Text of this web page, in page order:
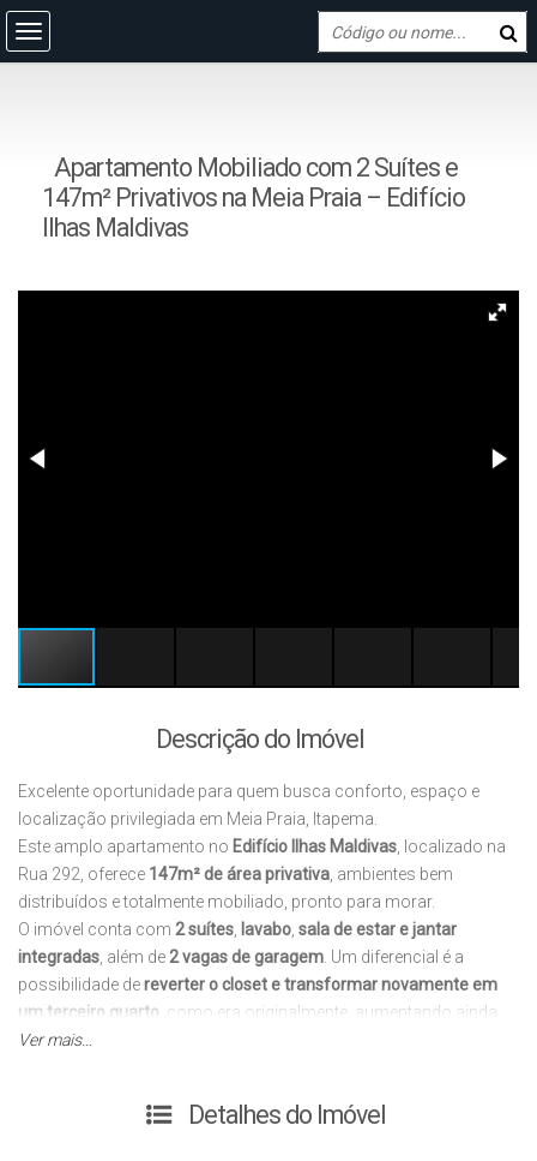
Apartamento Mobiliado com 2 Suítes e
147m² Privativos na Meia Praia – Edifício
Ilhas Maldivas
Descrição do Imóvel
Excelente oportunidade para quem busca conforto, espaço e
localização privilegiada em Meia Praia, Itapema.
Este amplo apartamento no Edifício Ilhas Maldivas , localizado na
Rua 292, oferece 147m² de área privativa , ambientes bem
distribuídos e totalmente mobiliado, pronto para morar.
O imóvel conta com 2 suítes lavabo sala de estar e jantar
integradas , além de 2 vagas de garagem . Um diferencial é a
possibilidade dereverter o closet e transformar novamente em
um terceiro quarto , como era originalmente, aumentando ainda
mais a funcionalidade do apartamento.
Ver mais...
Detalhes do Imóvel